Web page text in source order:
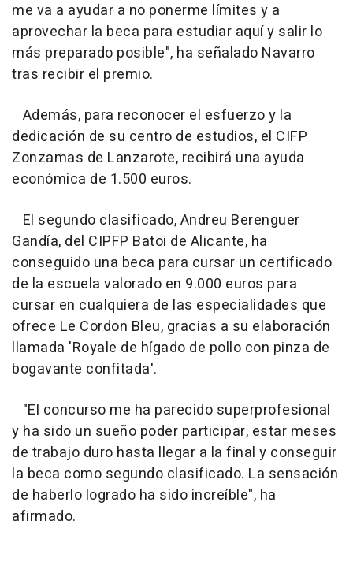
me va a ayudar a no ponerme límites y a
aprovechar la beca para estudiar aquí y salir lo
más preparado posible", ha señalado Navarro
tras recibir el premio.
Además, para reconocer el esfuerzo y la
dedicación de su centro de estudios, el CIFP
Zonzamas de Lanzarote, recibirá una ayuda
económica de 1.500 euros.
El segundo clasificado, Andreu Berenguer
Gandía, del CIPFP Batoi de Alicante, ha
conseguido una beca para cursar un certificado
de la escuela valorado en 9.000 euros para
cursar en cualquiera de las especialidades que
ofrece Le Cordon Bleu, gracias a su elaboración
llamada 'Royale de hígado de pollo con pinza de
bogavante confitada'.
"El concurso me ha parecido superprofesional
y ha sido un sueño poder participar, estar meses
de trabajo duro hasta llegar a la final y conseguir
la beca como segundo clasificado. La sensación
de haberlo logrado ha sido increíble", ha
afirmado.